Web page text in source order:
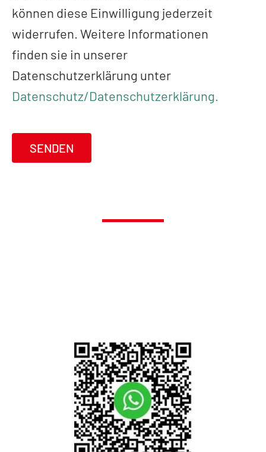
können diese Einwilligung jederzeit
widerrufen. Weitere Informationen
finden sie in unserer
Datenschutzerklärung unter
Datenschutz/Datenschutzerklärung.
SENDEN